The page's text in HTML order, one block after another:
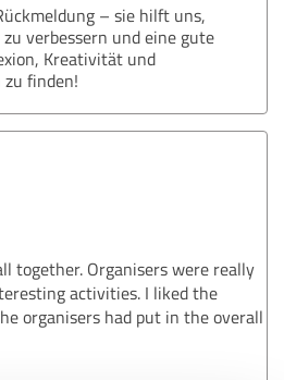
– sie hilft uns,
verbessern und eine gute
Kreativität und
zu finden!
together. Organisers were really
activities. I liked the
organisers had put in the overall